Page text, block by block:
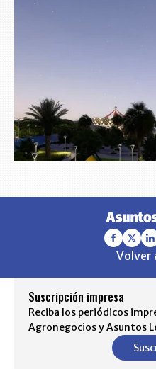
Volver
Suscripción impresa
Reciba los periódicos
Agronegocios y Asuntos